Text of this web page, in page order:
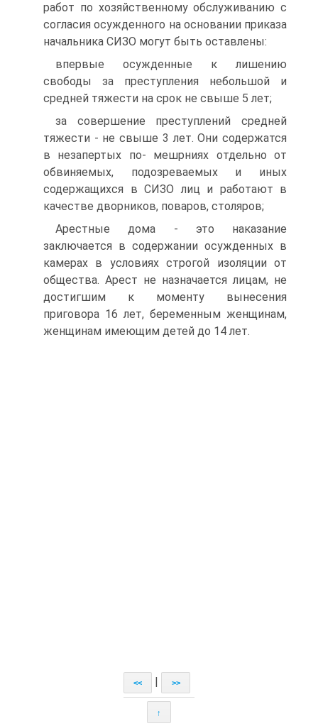
работ по хозяйственному обслуживанию с
согласия осужденного на основании приказа
начальника СИЗО могут быть оставлены:
впервые осужденные к лишению
свободы за преступления небольшой и
средней тяжести на срок не свыше 5 лет;
за совершение преступлений средней
тяжести - не свыше 3 лет. Они содержатся
в незапертых по- мешрниях отдельно от
обвиняемых, подозреваемых и иных
содержащихся в СИЗО лиц и работают в
качестве дворников, поваров, столяров;
Арестные дома - это наказание
заключается в содержании осужденных в
камерах в условиях строгой изоляции от
общества. Арест не назначается лицам, не
достигшим к моменту вынесения
приговора 16 лет, беременным женщинам,
женщинам имеющим детей до 14 лет.
<< >>
↑